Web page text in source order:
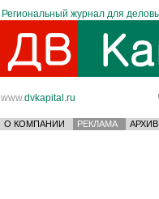
Региональный журнал для
www.dvkapital.ru
О КОМПАНИИ РЕКЛАМА АРХИВ